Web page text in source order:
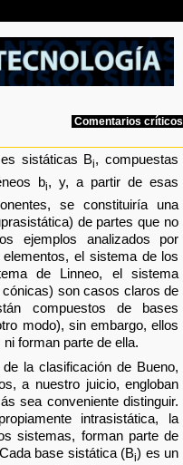
Comentarios críticos
sistáticas Bi, compuestas
bi, y, a partir de esas
se constituiría una
de partes que no
ejemplos analizados por
el sistema de los
de Linneo, el sistema
son casos claros de
compuestos de bases
modo), sin embargo, ellos
forman parte de ella.
la clasificación de Bueno,
a nuestro juicio, engloban
sea conveniente distinguir.
intrasistática, la
sistemas, forman parte de
base sistática (Bi) es un